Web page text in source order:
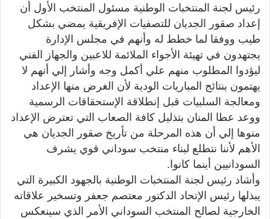
رئيس لجنة المنتخبات الوطنية مسئول المنتخب الأول أن
إعداد صقور الجديان للتصفيات الإفريقية يمضي بشكل
طيب ووفقا لما خطط له وأنهم في مجلس الإدارة
يجتهدون في تهيئة الأجواء الملائمة للاعبين والجهاز الفني
ليؤدوا المطلوب منهم علي أكمل وجه وأشار إلي أنهم لا
يهتمون بنتائج المباريات الودية لأن الغرض منها الإعداد
ومعالجة السلبيات قبل إنطلاقة الإستحقاقات الرسمية
ووعد عطا المنان بتذليل كافة الصعاب التي تعترض الإعداد
منوها إلي أن هذه المرحلة من تأريخ صقور الجديان هي
الأهم لأننا نتطلع لبناء منتخب سوداني قوي يشرف
السودانيين أينما كانوا.
وأشاد رئيس لجنة المنتخبات الوطنية بالجهود الكبيرة التي
يبذلها رئيس الإتحاد الدكتور معتصم جعفر وتسخير علاقاته
الخارجية لصالح المنتخب السوداني الأمر الذي سينعكس